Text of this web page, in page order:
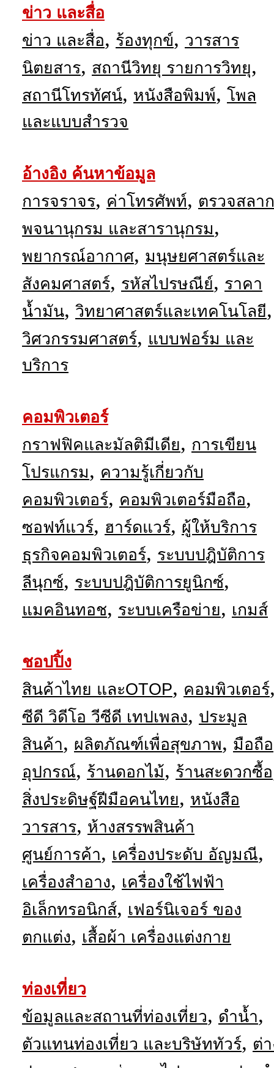
ข่าว และสื่อ
ข่าว และสื่อ, ร้องทุกข์, วารสาร
นิตยสาร, สถานีวิทยุ รายการวิทยุ,
สถานีโทรทัศน์, หนังสือพิมพ์, โพล
และแบบสำรวจ
อ้างอิง ค้นหาข้อมูล
การจราจร, ค่าโทรศัพท์, ตรวจสลาก
พจนานุกรม และสารานุกรม,
พยากรณ์อากาศ, มนุษยศาสตร์และ
สังคมศาสตร์, รหัสไปรษณีย์, ราคา
น้ำมัน, วิทยาศาสตร์และเทคโนโลยี,
วิศวกรรมศาสตร์, แบบฟอร์ม และ
บริการ
คอมพิวเตอร์
กราฟฟิคและมัลติมีเดีย, การเขียน
โปรแกรม, ความรู้เกี่ยวกับ
คอมพิวเตอร์, คอมพิวเตอร์มือถือ,
ซอฟท์แวร์, ฮาร์ดแวร์, ผู้ให้บริการ
ธุรกิจคอมพิวเตอร์, ระบบปฎิบัติการ
ลีนุกซ์, ระบบปฎิบัติการยูนิกซ์,
แมคอินทอช, ระบบเครือข่าย, เกมส์
ชอปปิ้ง
สินค้าไทย และOTOP, คอมพิวเตอร์
ซีดี วิดีโอ วีซีดี เทปเพลง, ประมูล
สินค้า, ผลิตภัณฑ์เพื่อสุขภาพ, มือถือ
อุปกรณ์, ร้านดอกไม้, ร้านสะดวกซื้อ
สิ่งประดิษฐ์ฝีมือคนไทย, หนังสือ
วารสาร, ห้างสรรพสินค้า
ศูนย์การค้า, เครื่องประดับ อัญมณี,
เครื่องสำอาง, เครื่องใช้ไฟฟ้า
อิเล็กทรอนิกส์, เฟอร์นิเจอร์ ของ
ตกแต่ง, เสื้อผ้า เครื่องแต่งกาย
ท่องเที่ยว
ข้อมูลและสถานที่ท่องเที่ยว, ดำน้ำ,
ตัวแทนท่องเที่ยว และบริษัททัวร์, ต่